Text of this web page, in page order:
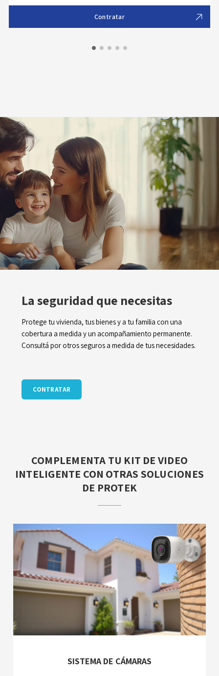
Contratar
La seguridad que necesitas
Protege tu vivienda, tus bienes y a tu familia con una
cobertura a medida y un acompañamiento permanente.
Consultá por otros seguros a medida de tus necesidades.
CONTRATAR
COMPLEMENTA TU KIT DE VIDEO
INTELIGENTE CON OTRAS SOLUCIONES
DE PROTEK
SISTEMA DE CÁMARAS